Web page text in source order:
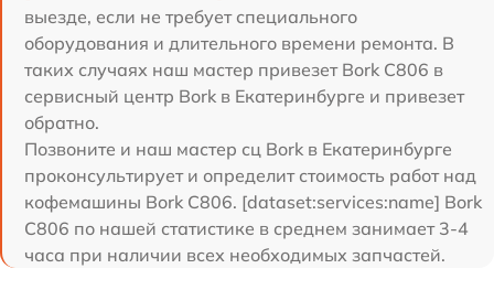
выезде, если не требует специального
оборудования и длительного времени ремонта. В
таких случаях наш мастер привезет Bork C806 в
сервисный центр Bork в Екатеринбурге и привезет
обратно.
Позвоните и наш мастер сц Bork в Екатеринбурге
проконсультирует и определит стоимость работ над
кофемашины Bork C806. [dataset:services:name] Bork
C806 по нашей статистике в среднем занимает 3-4
часа при наличии всех необходимых запчастей.